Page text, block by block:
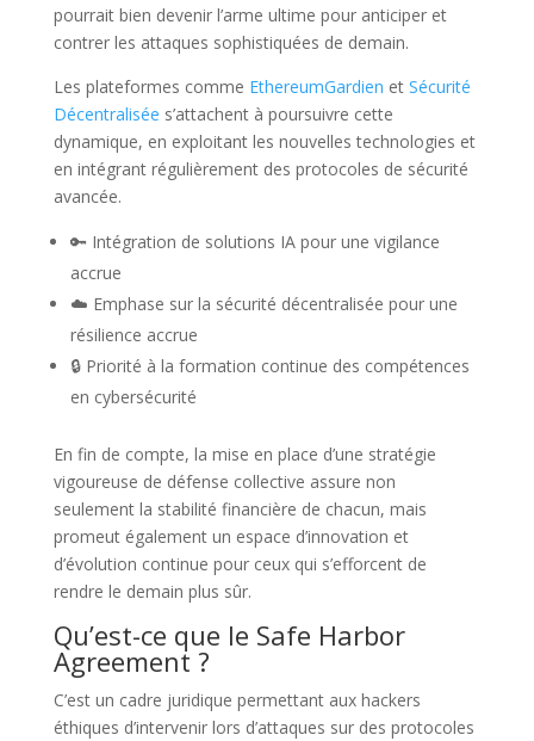
pourrait bien devenir l’arme ultime pour anticiper et
contrer les attaques sophistiquées de demain.
Les plateformes comme EthereumGardien et Sécurité
Décentralisée s’attachent à poursuivre cette
dynamique, en exploitant les nouvelles technologies et
en intégrant régulièrement des protocoles de sécurité
avancée.
🔑 Intégration de solutions IA pour une vigilance
accrue
☁️ Emphase sur la sécurité décentralisée pour une
résilience accrue
🔒 Priorité à la formation continue des compétences
en cybersécurité
En fin de compte, la mise en place d’une stratégie
vigoureuse de défense collective assure non
seulement la stabilité financière de chacun, mais
promeut également un espace d’innovation et
d’évolution continue pour ceux qui s’efforcent de
rendre le demain plus sûr.
Qu’est-ce que le Safe Harbor
Agreement ?
C’est un cadre juridique permettant aux hackers
éthiques d’intervenir lors d’attaques sur des protocoles